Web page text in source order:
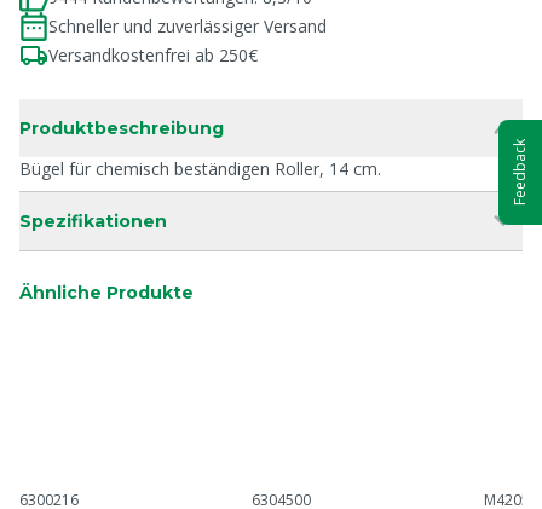
Schneller und zuverlässiger Versand
Versandkostenfrei ab 250€
Produktbeschreibung
Bügel für chemisch beständigen Roller, 14 cm.
Spezifikationen
Ähnliche Produkte
6300216 6304500
Feedback